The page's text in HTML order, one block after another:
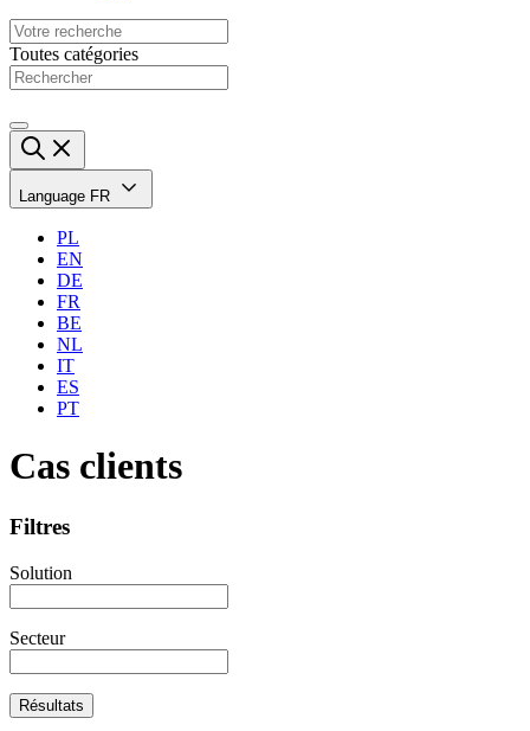
Toutes catégories
Language FR
PL
EN
DE
FR
BE
NL
IT
ES
PT
Cas clients
Filtres
Solution
Secteur
Résultats